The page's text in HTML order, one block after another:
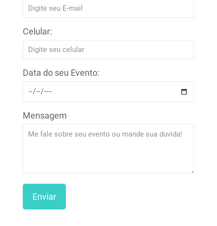
Celular:
Data do seu Evento:
Mensagem